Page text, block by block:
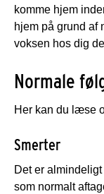
komme hjem
hjem på grund af
voksen hos dig
Normale
Her kan du læse
Smerter
Det er
som normalt